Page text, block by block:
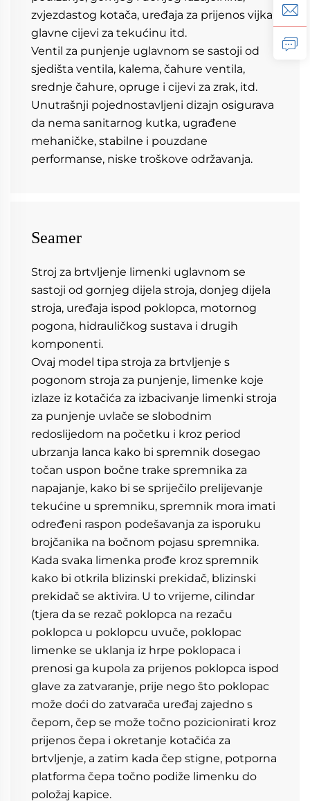
zvjezdastog kotača, uređaja za prijenos vijka i
glavne cijevi za tekućinu itd.
Ventil za punjenje uglavnom se sastoji od
sjedišta ventila, kalema, čahure ventila,
srednje čahure, opruge i cijevi za zrak, itd.
Unutrašnji pojednostavljeni dizajn osigurava
da nema sanitarnog kutka, ugrađene
mehaničke, stabilne i pouzdane
performanse, niske troškove održavanja.
Seamer
Stroj za brtvljenje limenki uglavnom se
sastoji od gornjeg dijela stroja, donjeg dijela
stroja, uređaja ispod poklopca, motornog
pogona, hidrauličkog sustava i drugih
komponenti.
Ovaj model tipa stroja za brtvljenje s
pogonom stroja za punjenje, limenke koje
izlaze iz kotačića za izbacivanje limenki stroja
za punjenje uvlače se slobodnim
redoslijedom na početku i kroz period
ubrzanja lanca kako bi spremnik dosegao
točan uspon bočne trake spremnika za
napajanje, kako bi se spriječilo prelijevanje
tekućine u spremniku, spremnik mora imati
određeni raspon podešavanja za isporuku
brojčanika na bočnom pojasu spremnika.
Kada svaka limenka prođe kroz spremnik
kako bi otkrila blizinski prekidač, blizinski
prekidač se aktivira. U to vrijeme, cilindar
(tjera da se rezač poklopca na rezaču
poklopca u poklopcu uvuče, poklopac
limenke se uklanja iz hrpe poklopaca i
prenosi ga kupola za prijenos poklopca ispod
glave za zatvaranje, prije nego što poklopac
može doći do zatvarača uređaj zajedno s
čepom, čep se može točno pozicionirati kroz
prijenos čepa i okretanje kotačića za
brtvljenje, a zatim kada čep stigne, potporna
platforma čepa točno podiže limenku do
položaj kapice.